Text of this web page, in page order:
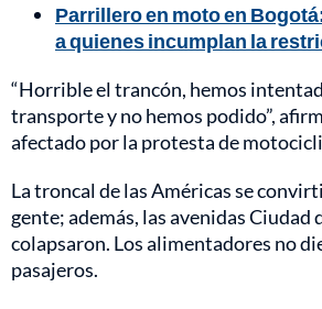
Parrillero en moto en
a quienes incumplan la
“Horrible el trancón, hemos
transporte y no hemos podido”,
afectado por la protesta de
La troncal de las Américas se
gente; además, las avenidas Ciudad
colapsaron. Los alimentadores no
pasajeros.